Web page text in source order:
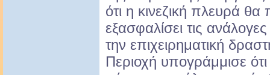
ότι η κινεζική πλευρά
εξασφαλίσει τις
την επιχειρηματική
Περιοχή υπογράμμισε